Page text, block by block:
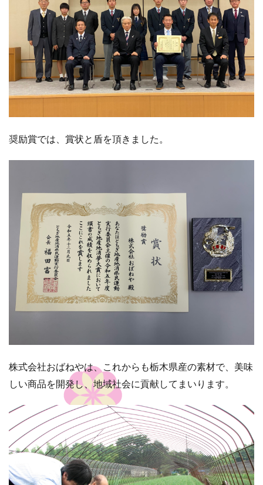
奨励賞では、賞状と盾を頂きました。
株式会社おばねやは、これからも栃木県産の素材で、美味
しい商品を開発し、地域社会に貢献してまいります。